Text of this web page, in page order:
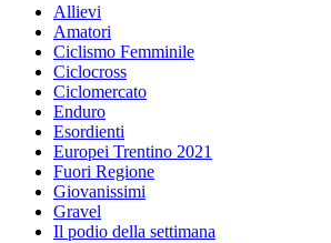
Allievi
Amatori
Ciclismo Femminile
Ciclocross
Ciclomercato
Enduro
Esordienti
Europei Trentino 2021
Fuori Regione
Giovanissimi
Gravel
Il podio della settimana